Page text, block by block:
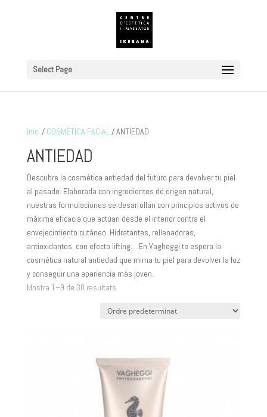
Select Page
Inici / COSMÈTICA FACIAL/ ANTIEDAD
ANTIEDAD
Descubre la cosmética antiedad del futuro para devolver tu piel
al pasado. Elaborada con ingredientes de origen natural,
nuestras formulaciones se desarrollan con principios activos de
máxima eficacia que actúan desde el interior contra el
envejecimiento cutáneo. Hidratantes, rellenadoras,
antioxidantes, con efecto lifting… En Vagheggi te espera la
cosmética natural antiedad que mima tu piel para devolver la luz
y conseguir una apariencia más joven.
Mostra 1–9 de 30 resultats